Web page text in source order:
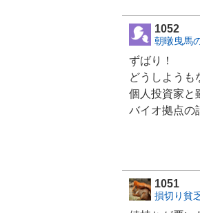
1052
朝暾曳馬
ずばり！
どうしようも
個人投資家と
バイオ拠点の
1051
損切り貧